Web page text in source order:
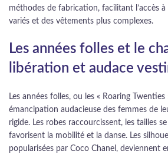
méthodes de fabrication, facilitant l’accès
variés et des vêtements plus complexes.
Les années folles et le
libération et audace
Les années folles, ou les « Roaring
émancipation audacieuse des femmes de
rigide. Les robes raccourcissent, les tailles
favorisent la mobilité et la danse. Les
popularisées par Coco Chanel, deviennent